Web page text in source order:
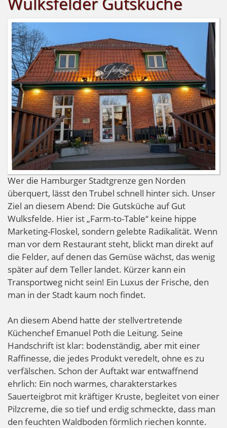
Wer die Hamburger Stadtgrenze gen Norden
überquert, lässt den Trubel schnell hinter sich. Unser
Ziel an diesem Abend: Die Gutsküche auf Gut
Wulksfelde. Hier ist „Farm-to-Table“ keine hippe
Marketing-Floskel, sondern gelebte Radikalität. Wenn
man vor dem Restaurant steht, blickt man direkt auf
die Felder, auf denen das Gemüse wächst, das wenig
später auf dem Teller landet. Kürzer kann ein
Transportweg nicht sein! Ein Luxus der Frische, den
man in der Stadt kaum noch findet.
An diesem Abend hatte der stellvertretende
Küchenchef Emanuel Poth die Leitung. Seine
Handschrift ist klar: bodenständig, aber mit einer
Raffinesse, die jedes Produkt veredelt, ohne es zu
verfälschen. Schon der Auftakt war entwaffnend
ehrlich: Ein noch warmes, charakterstarkes
Sauerteigbrot mit kräftiger Kruste, begleitet von einer
Pilzcreme, die so tief und erdig schmeckte, dass man
den feuchten Waldboden förmlich riechen konnte.